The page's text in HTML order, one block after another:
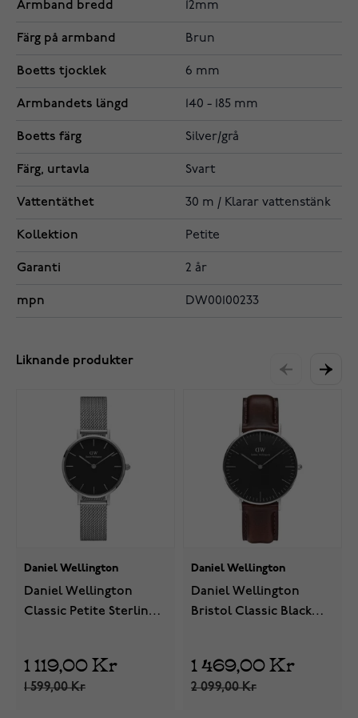
Armband bredd 12mm
Färg på armband Brun
Boetts tjocklek 6 mm
Armbandets längd 140 - 185 mm
Boetts färg Silver/grå
Färg, urtavla Svart
Vattentäthet 30 m / Klarar vattenstänk
Kollektion Petite
Garanti 2 år
mpn DW00100233
Liknande produkter
Daniel Wellington
Daniel Wellington
Classic Petite Sterling
1 119,00 Kr
1 599,00 Kr
Daniel Wellington
Daniel Wellington
Bristol Classic Black
1 469,00 Kr
2 099,00 Kr